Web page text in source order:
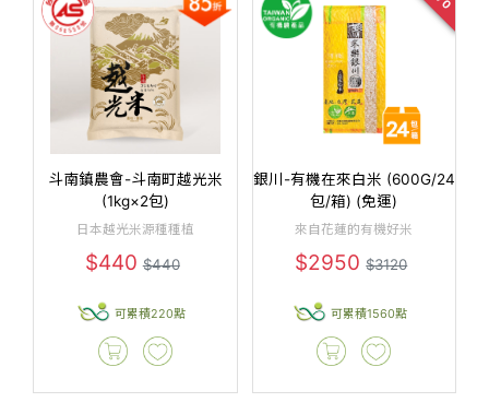
斗南鎮農會-斗南町越光米
(1kg×2包)
日本越光米源種種植
$440$440
可累積220點
銀川-有機在來白米 (600G/24
包/箱) (免運)
來自花蓮的有機好米
$2950$3120
可累積1560點